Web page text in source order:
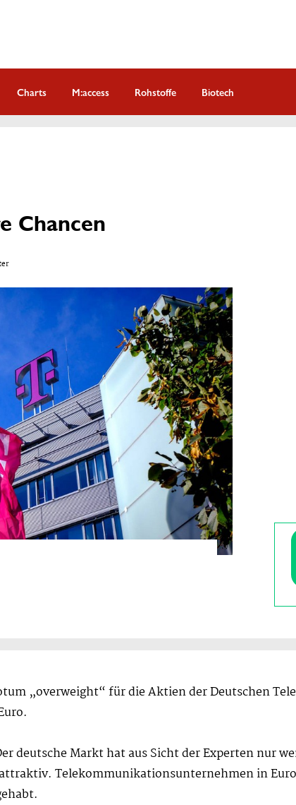
Charts M:access Rohstoffe Biotech
Chancen
„overweight“ für die Aktien der Deutschen
deutsche Markt hat aus Sicht der Experten nur
Telekommunikationsunternehmen in